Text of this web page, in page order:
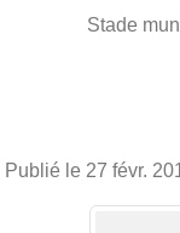
Stade
Publié le 27 févr.